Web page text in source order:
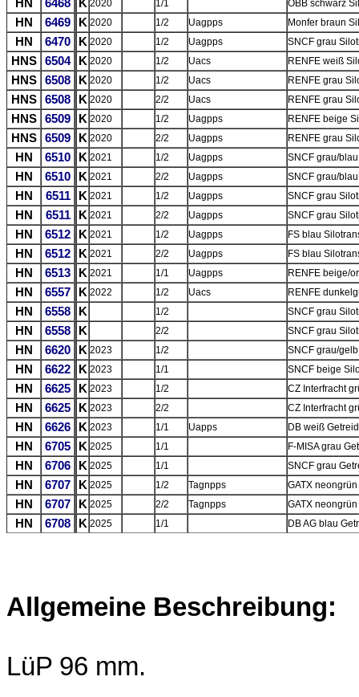
HN 6468 K 2020 1/1 ÖBB schwarz
HN 6469 K 2020 1/2 Uagpps Monfer braun
HN 6470 K 2020 1/2 Uagpps SNCF grau
HNS 6504 K 2020 1/2 Uacs RENFE weiß
HNS 6508 K 2020 1/2 Uacs RENFE grau
HNS 6508 K 2020 2/2 Uacs RENFE grau
HNS 6509 K 2020 1/2 Uagpps RENFE beige
HNS 6509 K 2020 2/2 Uagpps RENFE grau
HN 6510 K 2021 1/2 Uagpps SNCF grau/
HN 6510 K 2021 2/2 Uagpps SNCF grau/
HN 6511 K 2021 1/2 Uagpps SNCF grau
HN 6511 K 2021 2/2 Uagpps SNCF grau
HN 6512 K 2021 1/2 Uagpps FS blau
HN 6512 K 2021 2/2 Uagpps FS blau
HN 6513 K 2021 1/1 Uagpps RENFE beige/
HN 6557 K 2022 1/2 Uacs RENFE
HN 6558 K 1/2 SNCF grau
HN 6558 K 2/2 SNCF grau
HN 6620 K 2023 1/2 SNCF grau/
HN 6622 K 2023 1/1 SNCF beige
HN 6625 K 2023 1/2 CZ Interfracht
HN 6625 K 2023 2/2 CZ Interfracht
HN 6626 K 2023 1/1 Uapps DB weiß
HN 6705 K 2025 1/1 F-MISA grau
HN 6706 K 2025 1/1 SNCF grau
HN 6707 K 2025 1/2 Tagnpps GATX
HN 6707 K 2025 2/2 Tagnpps GATX
HN 6708 K 2025 1/1 DB AG blau
Allgemeine Beschreibung:
LüP 96 mm.